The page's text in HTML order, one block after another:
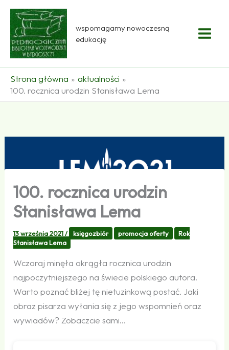
Przejdź
treści
wspomagamy nowoczesną
edukację
Strona główna
aktualności
100. rocznica urodzin Stanisława Lema
100. rocznica urodzin
Stanisława Lema
13 września 2021/ księgozbiór promocja oferty
Rok
Stanisława Lema
Wczoraj minęła okrągła rocznica urodzin
najpoczytniejszego na świecie polskiego autora.
Warto poznać bliżej tę nietuzinkową postać. Jaki
obraz pisarza wyłania się z jego wspomnień oraz
wywiadów? Zobaczcie sami…